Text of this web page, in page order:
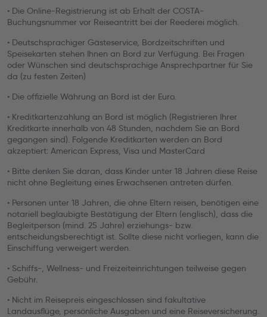
• Die Online-Registrierung ist ab Erhalt der COSTA-
Buchungsnummer vor Reiseantritt bei der Reederei möglich.
• Deutschsprachiger Gästeservice, Bordzeitschriften und
Speisekarten stehen Ihnen an Bord zur Verfügung. Bei Fragen
oder Wünschen sind deutschsprachige Ansprechpartner für Sie
da (zu festen Zeiten)
• Die offizielle Währung an Bord ist der Euro.
• Kreditkartenzahlung an Bord ist möglich (Registrieren Ihrer
Kreditkarte innerhalb von 48 Stunden, nachdem Sie an Bord
gegangen sind). Folgende Kreditkarten werden an Bord
akzeptiert: American Express, Visa und MasterCard
• Bitte denken Sie daran, dass Kinder unter 18 Jahren diese Reise
nicht ohne Begleitung eines Erwachsenen antreten dürfen.
• Personen unter 18 Jahren, die ohne Eltern reisen, benötigen eine
notariell beglaubigte Bestätigung der Eltern (englisch), dass die
Begleitperson (mind. 25 Jahre) erziehungs- bzw.
entscheidungsberechtigt ist. Sollte diese nicht vorliegen, kann die
Einschiffung verweigert werden.
• Schiffs-, Wellness- und Freizeiteinrichtungen teilweise gegen
Gebühr.
• Nicht im Reisepreis eingeschlossen sind fakultative
Landausflüge, persönliche Ausgaben und eine Reiseversicherung.